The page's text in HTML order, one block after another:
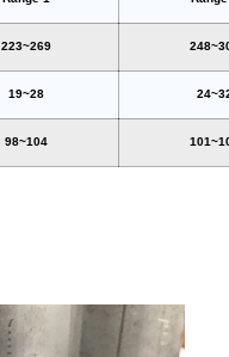
223~269
19~28
98~104